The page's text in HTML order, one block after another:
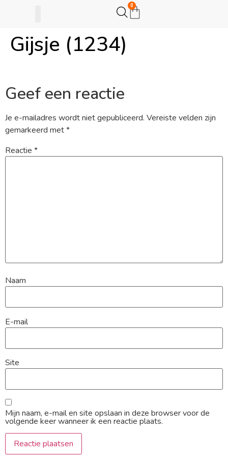
0
Gijsje (1234)
Geef een reactie
Je e-mailadres wordt niet gepubliceerd. Vereiste velden zijn
gemarkeerd met*
Reactie *
Naam
E-mail
Site
Mijn naam, e-mail en site opslaan in deze browser voor de
volgende keer wanneer ik een reactie plaats.